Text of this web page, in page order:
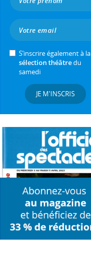
S’inscrire également à la
sélection théâtredu
samedi
JE M'INSCRIS